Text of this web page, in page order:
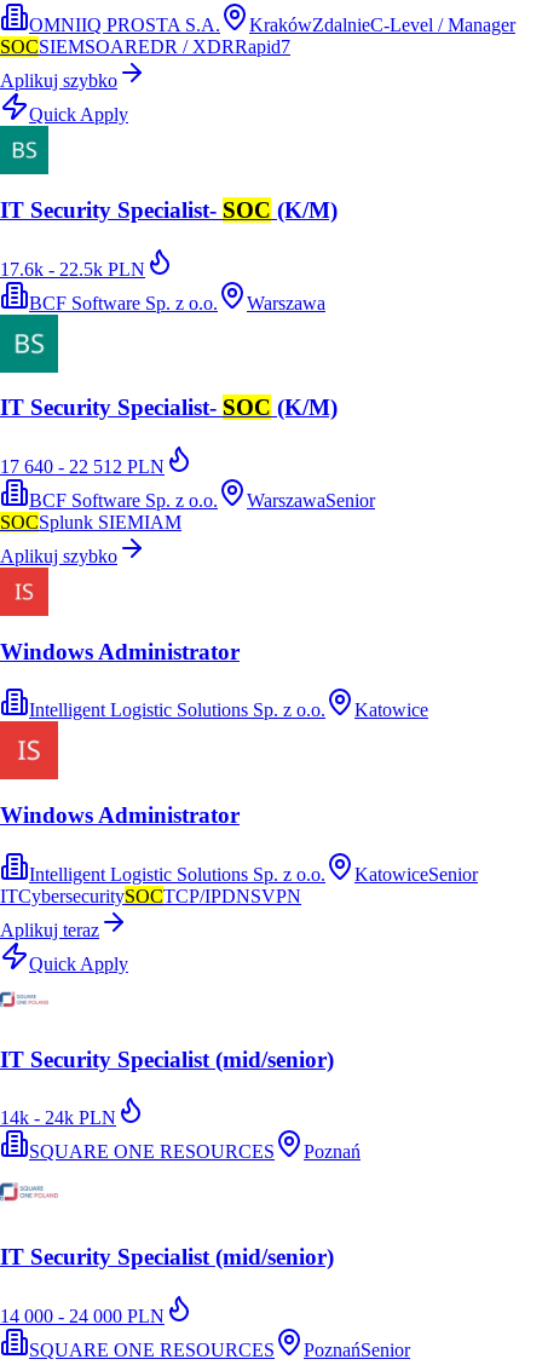
OMNIIQ PROSTA S.A. KrakówZdalnieC-Level / Manager
SOCSIEMSOAREDR / XDRRapid7
Aplikuj szybko
Quick Apply
IT Security Specialist- SOC (K/M)
17.6k - 22.5k PLN
BCF Software Sp. z o.o.
Warszawa
IT Security Specialist- SOC (K/M)
17 640 - 22 512 PLN
BCF Software Sp. z o.o.
WarszawaSenior
SOCSplunk SIEMIAM
Aplikuj szybko
Windows Administrator
Intelligent Logistic Solutions Sp. z o.o. Katowice
Windows Administrator
Intelligent Logistic Solutions Sp. z o.o. KatowiceSenior
ITCybersecuritySOCTCP/IPDNSVPN
Aplikuj teraz
Quick Apply
IT Security Specialist (mid/senior)
14k - 24k PLN
SQUARE ONE RESOURCES
Poznań
IT Security Specialist (mid/senior)
14 000 - 24 000 PLN
SQUARE ONE RESOURCES
PoznańSenior